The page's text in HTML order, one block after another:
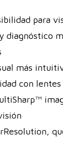
para
diagnóstico
más
con